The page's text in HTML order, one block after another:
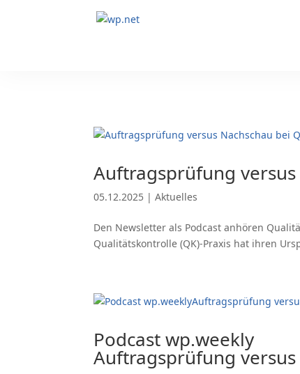
Auftragsprüfung versus
05.12.2025 |Aktuelles
Den Newsletter als Podcast anhören
Qualitätskontrolle (QK)-Praxis hat ihren
Podcast wp.weekly
Auftragsprüfung versus